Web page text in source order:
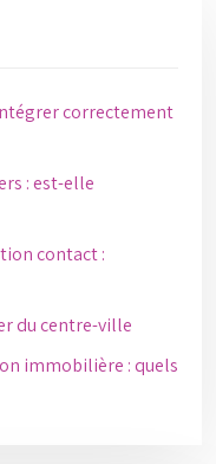
correctement
: est-elle
contact :
du centre-ville
immobilière : quels